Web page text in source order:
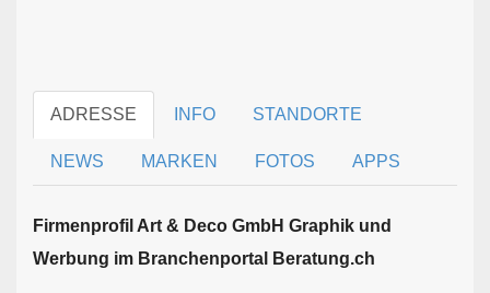
ADRESSE INFO STANDORTE
NEWS MARKEN FOTOS APPS
Firmen­profil Art & Deco GmbH Graphik und
Werbung im Branchen­portal Beratung.ch